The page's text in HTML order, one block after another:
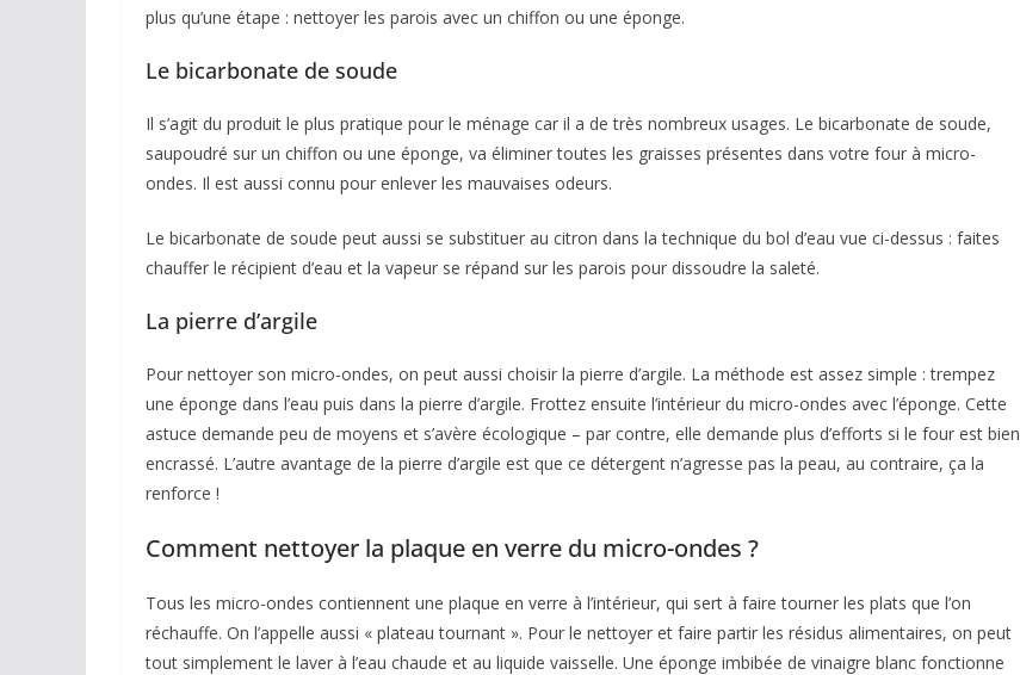
plus qu’une étape : nettoyer les parois avec un chiffon ou une éponge.
Le bicarbonate de soude
Il s’agit du produit le plus pratique pour le ménage car il a de très nombreux usages. Le bicarbonate de soude,
saupoudré sur un chiffon ou une éponge, va éliminer toutes les graisses présentes dans votre four à micro-
ondes. Il est aussi connu pour enlever les mauvaises odeurs.
Le bicarbonate de soude peut aussi se substituer au citron dans la technique du bol d’eau vue ci-dessus : faites
chauffer le récipient d’eau et la vapeur se répand sur les parois pour dissoudre la saleté.
La pierre d’argile
Pour nettoyer son micro-ondes, on peut aussi choisir la pierre d’argile. La méthode est assez simple : trempez
une éponge dans l’eau puis dans la pierre d’argile. Frottez ensuite l’intérieur du micro-ondes avec l’éponge. Cette
astuce demande peu de moyens et s’avère écologique – par contre, elle demande plus d’efforts si le four est bien
encrassé. L’autre avantage de la pierre d’argile est que ce détergent n’agresse pas la peau, au contraire, ça la
renforce !
Comment nettoyer la plaque en verre du micro-ondes ?
Tous les micro-ondes contiennent une plaque en verre à l’intérieur, qui sert à faire tourner les plats que l’on
réchauffe. On l’appelle aussi « plateau tournant ». Pour le nettoyer et faire partir les résidus alimentaires, on peut
tout simplement le laver à l’eau chaude et au liquide vaisselle. Une éponge imbibée de vinaigre blanc fonctionne